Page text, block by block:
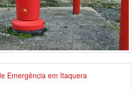
Emergência em Itaquera